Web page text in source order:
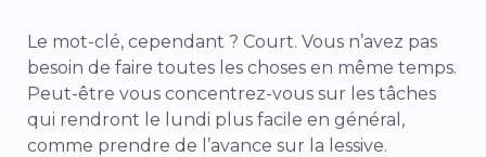
Le mot-clé, cependant ? Court. Vous n’avez pas
besoin de faire toutes les choses en même temps.
Peut-être vous concentrez-vous sur les tâches
qui rendront le lundi plus facile en général,
comme prendre de l’avance sur la lessive.